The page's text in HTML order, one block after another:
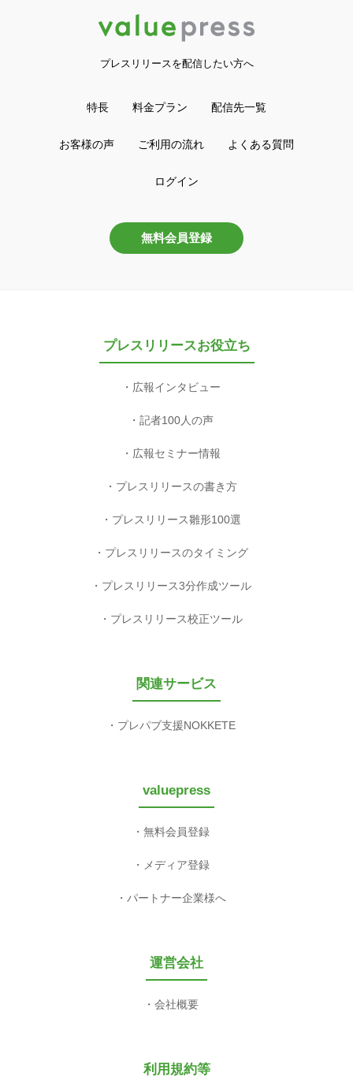
プレスリリースを配信したい方へ
特長 料金プラン 配信先一覧
お客様の声 ご利用の流れ よくある質問
ログイン
無料会員登録
プレスリリースお役立ち
広報インタビュー
記者100人の声
広報セミナー情報
プレスリリースの書き方
プレスリリース雛形100選
プレスリリースのタイミング
プレスリリース3分作成ツール
プレスリリース校正ツール
関連サービス
プレパブ支援NOKKETE
valuepress
無料会員登録
メディア登録
パートナー企業様へ
運営会社
会社概要
利用規約等